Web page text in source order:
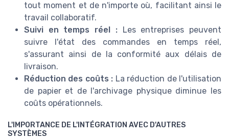
tout moment et de n'importe où, facilitant ainsi le
travail collaboratif.
Suivi en temps réel :Les entreprises peuvent
suivre l'état des commandes en temps réel,
s'assurant ainsi de la conformité aux délais de
livraison.
Réduction des coûts : La réduction de l'utilisation
de papier et de l'archivage physique diminue les
coûts opérationnels.
L'IMPORTANCE DE L'INTÉGRATION AVEC D'AUTRES
SYSTÈMES